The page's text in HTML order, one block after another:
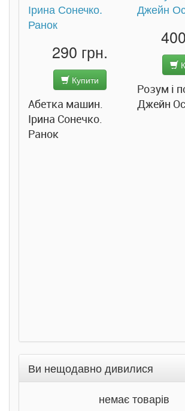
290 грн.
Купити
Абетка машин.
Ірина Сонечко.
Ранок
Розум і
Джейн
Ви нещодавно дивилися
немає товарів